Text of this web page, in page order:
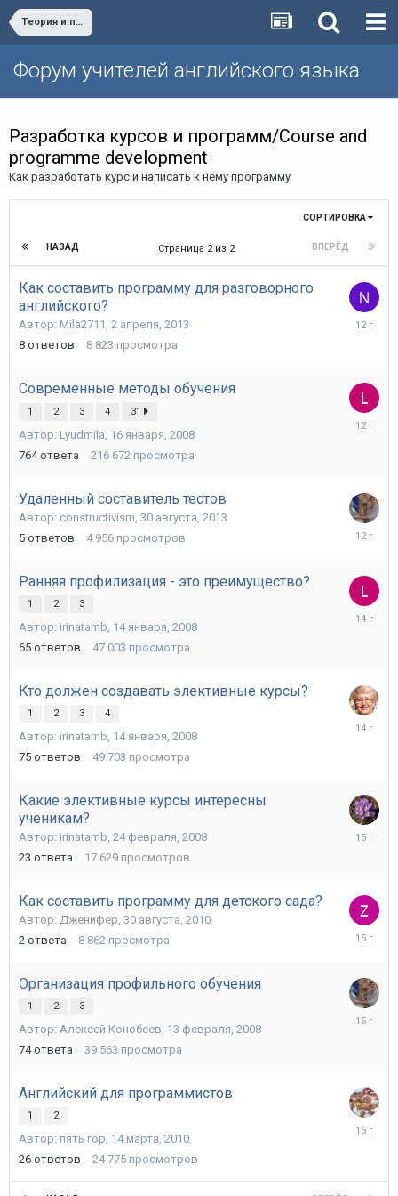
Теория и практика обучения английскому языку/Teaching English - theory and practice
Форум учителей английского языка
Разработка курсов и программ/Course and
programme development
Как разработать курс и написать к нему программу
СОРТИРОВКА
НАЗАД ВПЕРЁД
Страница 2 из 2
Как составить программу для разговорного
английского?
Автор: Mila2711 , 2 апреля, 2013
8 ответов 8 823 просмотра
10
Современные методы обучения
1 2 3 4 31
Автор: Lyudmila, 16 января, 2008
764 ответа 216 672 просмотра
22
Удаленный составитель тестов
Автор: constructivism, 30 августа, 2013
5 ответов 4 956 просмотров
31
Ранняя профилизация - это преимущество?
1 2 3
Автор: irinatamb, 14 января, 2008
65 ответов 47 003 просмотра
Кто должен создавать элективные курсы?
1 2 3 4
Автор: irinatamb, 14 января, 2008
75 ответов 49 703 просмотра
19
Какие элективные курсы интересны
ученикам?
Автор: irinatamb, 24 февраля, 2008
23 ответа 17 629 просмотров
17
Как составить программу для детского сада?
Автор: Дженифер, 30 августа, 2010
2 ответа 8 862 просмотра
29
Организация профильного обучения
1 2 3
Автор: Алексей Конобеев, 13 февраля, 2008
74 ответа 39 563 просмотра
17
Английский для программистов
1 2
Автор: пять гор, 14 марта, 2010
26 ответов 24 775 просмотров
29